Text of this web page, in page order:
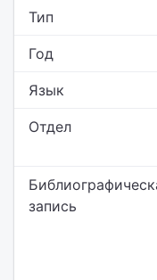
Тип
Год
Язык
Отдел
запись